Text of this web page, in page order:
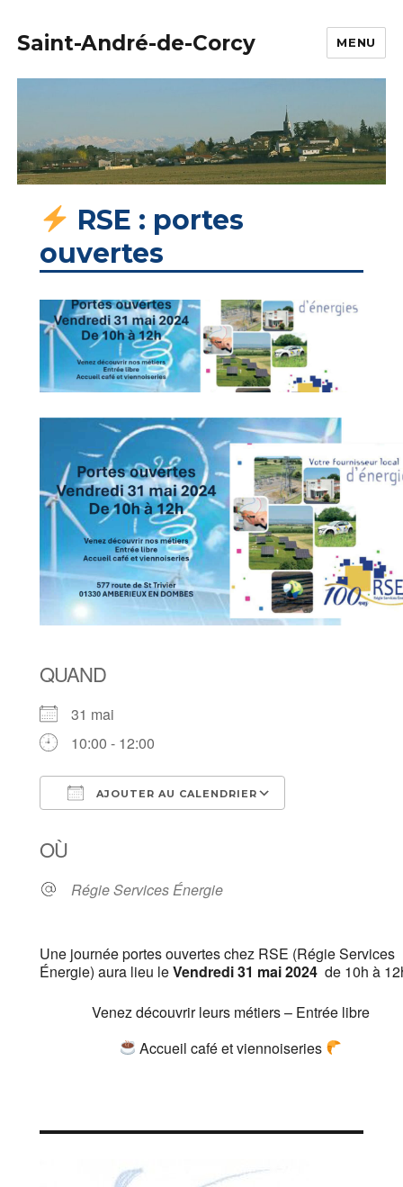
Saint-André-de-Corcy MENU
RSE : portes
ouvertes
QUAND
31 mai
10:00 - 12:00
AJOUTER AU CALENDRIER
OÙ
Régie Services Énergie
Une journée portes ouvertes chez RSE (Régie Services
Énergie) aura lieu leVendredi 31 mai 2024 de 10h à
Venez découvrir leurs métiers – Entrée libre
Accueil café et viennoiseries